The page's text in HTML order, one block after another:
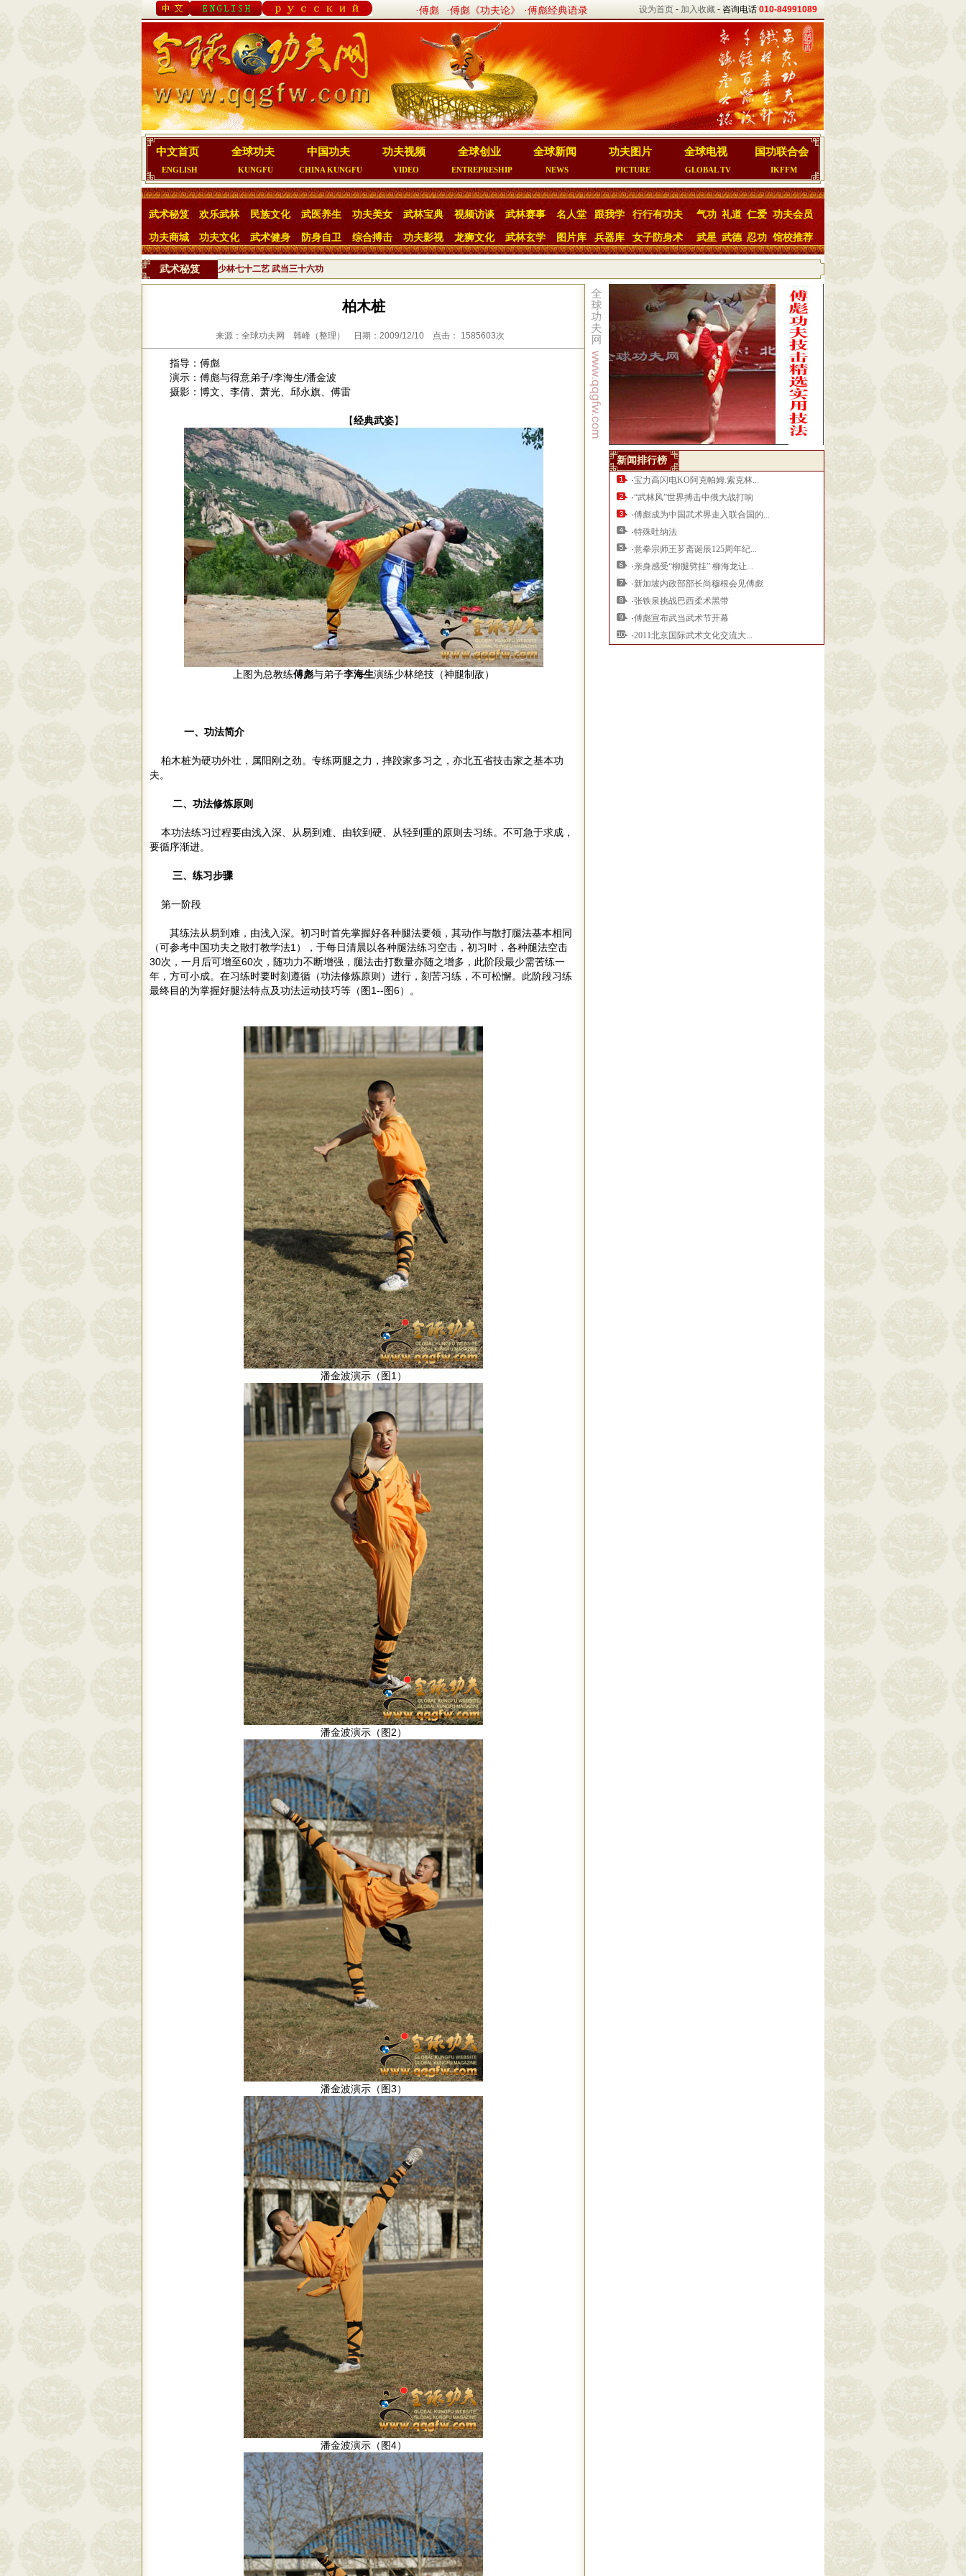
·傅彪 ·傅彪《功夫论》 ·傅彪经典语录 设为首页 - 加入收藏 - 咨询电话 010-84991089
中文首页
ENGLISH
全球功夫
KUNGFU
中国功夫
CHINA KUNGFU
功夫视频
VIDEO
全球创业
ENTREPRESHIP
全球新闻
NEWS
功夫图片
PICTURE
全球电视
GLOBAL TV
国功联合会
IKFFM
武术秘笈 欢乐武林 民族文化 武医养生 功夫美女 武林宝典 视频访谈 武林赛事 名人堂 跟我学 行行有功夫 气功 礼道 仁爱 功夫会员
功夫商城 功夫文化 武术健身 防身自卫 综合搏击 功夫影视 龙狮文化 武林玄学 图片库 兵器库 女子防身术 武星 武德 忍功 馆校推荐
武术秘笈 少林七十二艺 武当三十六功
柏木桩
来源：全球功夫网 韩峰（整理） 日期：2009/12/10 点击： 1585603次
指导： 傅彪
演示 ：傅彪与得意弟子/李海生/潘金波
摄影 ： 博文 李倩 、萧光、 邱永旗、傅雷
【经典武姿】
上图为总教练傅彪与弟子李海生演练少林绝技（神腿制敌）
一、功法简介
柏木桩为硬功外壮，属阳刚之劲。专练两腿之力，摔跤家多习之，亦北五省技击家之基本功
夫。
二、功法修炼原则
本功法练习过程要由浅入深、从易到难、由软到硬、从轻到重的原则去习练。不可急于求成，
要循序渐进。
三、练习步骤
第一阶段
其练法从易到难，由浅入深。初习时首先掌握好各种腿法要领，其动作与散打腿法基本相同
（可参考中国功夫之散打教学法1 ），于每日清晨以各种腿法练习空击，初习时，各种腿法空击
30次，一月后可增至60次，随功力不断增强，腿法击打数量亦随之增多，此阶段最少需苦练一
年，方可小成。在习练时要时刻遵循（功法修炼原则）进行，刻苦习练，不可松懈。此阶段习练
最终目的为掌握好腿法特点及功法运动技巧等（图1--图6）。
潘金波演示（图1）
潘金波演示（图2）
潘金波演示（图3）
潘金波演示（图4）
新闻排行榜
·宝力高闪电KO阿克帕姆.索克林...
·“武林风”世界搏击中俄大战打响
·傅彪成为中国武术界走入联合国的...
·特殊吐纳法
·意拳宗师王芗斋诞辰125周年纪...
·亲身感受“柳腿劈挂” 柳海龙让...
·新加坡内政部部长尚穆根会见傅彪
·张铁泉挑战巴西柔术黑带
·傅彪宣布武当武术节开幕
·2011北京国际武术文化交流大...